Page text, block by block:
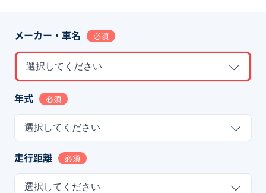
メーカー・車名 必須
選択してください
年式 必須
選択してください
走行距離 必須
選択してください